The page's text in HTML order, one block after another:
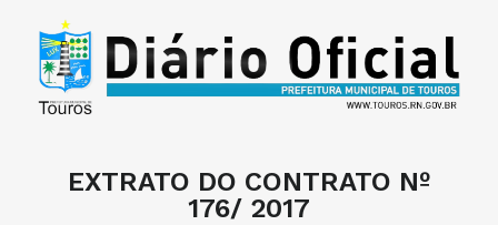
EXTRATO DO CONTRATO Nº
176/ 2017
PERGUNTAS FREQUENTES